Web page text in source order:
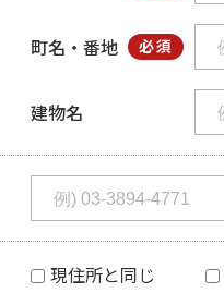
町名・番地 必須
建物名
現住所と同じ